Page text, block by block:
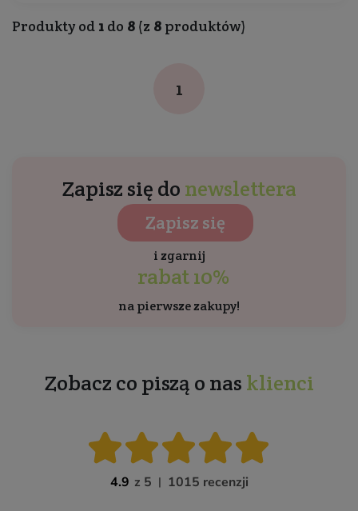
Produkty od 1 do 8 (z 8 produktów)
1
Zapisz się do newslettera
Zapisz się
i zgarnij
rabat 10%
na pierwsze zakupy!
Zobacz co piszą o nas klienci